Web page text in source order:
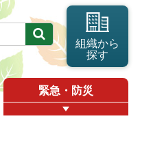
組織から
探す
緊急・防災